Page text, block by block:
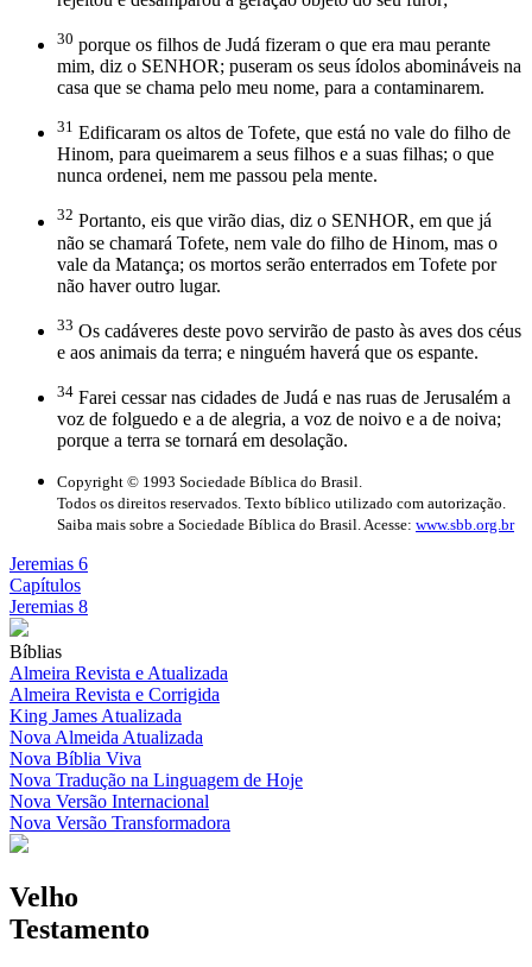
30 porque os filhos de Judá fizeram o que era mau perante
mim, diz o SENHOR; puseram os seus ídolos abomináveis na
casa que se chama pelo meu nome, para a contaminarem.
31 Edificaram os altos de Tofete, que está no vale do filho de
Hinom, para queimarem a seus filhos e a suas filhas; o que
nunca ordenei, nem me passou pela mente.
32 Portanto, eis que virão dias, diz o SENHOR, em que já
não se chamará Tofete, nem vale do filho de Hinom, mas o
vale da Matança; os mortos serão enterrados em Tofete por
não haver outro lugar.
33 Os cadáveres deste povo servirão de pasto às aves dos céus
e aos animais da terra; e ninguém haverá que os espante.
34 Farei cessar nas cidades de Judá e nas ruas de Jerusalém a
voz de folguedo e a de alegria, a voz de noivo e a de noiva;
porque a terra se tornará em desolação.
Copyright © 1993 Sociedade Bíblica do Brasil.
Todos os direitos reservados. Texto bíblico utilizado com autorização.
Saiba mais sobre a Sociedade Bíblica do Brasil. Acesse: www.sbb.org.br
Jeremias 6
Capítulos
Jeremias 8
Bíblias
Almeira Revista e Atualizada
Almeira Revista e Corrigida
King James Atualizada
Nova Almeida Atualizada
Nova Bíblia Viva
Nova Tradução na Linguagem de Hoje
Nova Versão Internacional
Nova Versão Transformadora
Velho
Testamento